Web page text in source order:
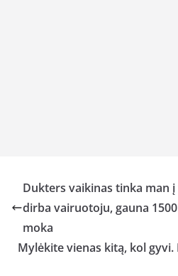
Dukters vaikinas tinka man į
dirba vairuotoju, gauna
moka
Mylėkite vienas kitą, kol